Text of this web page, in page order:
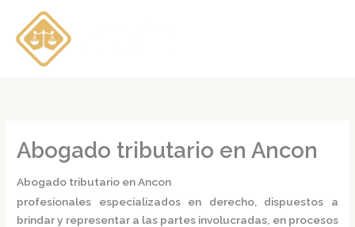
contenido
Abogado tributario en Ancon
Abogado tributario en Ancon
profesionales especializados en derecho, dispuestos a
brindar y representar a las partes involucradas, en procesos